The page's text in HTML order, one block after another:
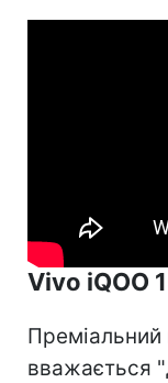
Vivo iQOO
вважається